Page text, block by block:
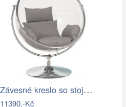
Závesné kreslo so stojanom,…
11390,-Kč